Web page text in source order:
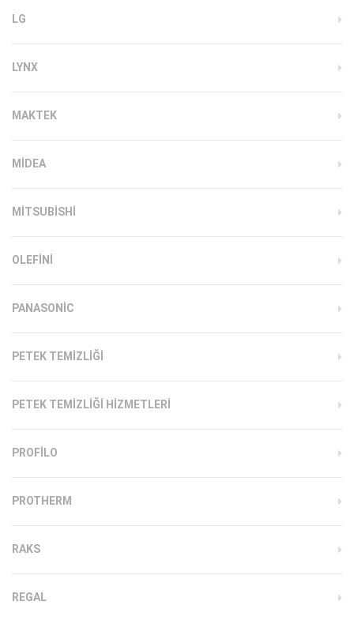
LG
LYNX
MAKTEK
MIDEA
MITSUBISHI
OLEFINI
PANASONIC
PETEK TEMIZLIĞI
PETEK TEMIZLIĞI HIZMETLERI
PROFILO
PROTHERM
RAKS
REGAL